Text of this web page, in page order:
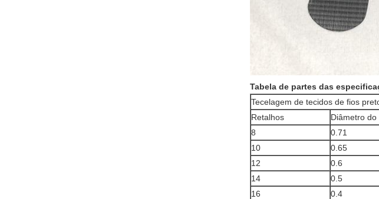
Tabela de partes das
Tecelagem de tecidos de fios
Retalhos
Diâmetro do
8
0.71
10
0.65
12
0.6
14
0.5
16
0.4